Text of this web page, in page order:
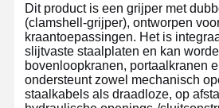
Dit product is een grijper met
(clamshell-grijper), ontworpen
kraantoepassingen. Het is
slijtvaste staalplaten en kan
bovenloopkranen, portaalkranen
ondersteunt zowel mechanisch
staalkabels als draadloze, op